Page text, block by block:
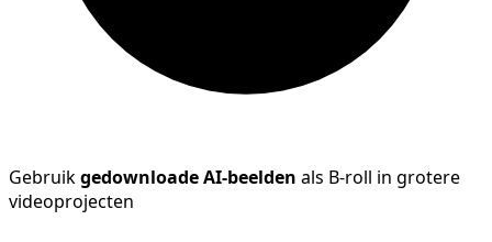
Gebruikgedownloade AI-beelden als B-roll in grotere
videoprojecten